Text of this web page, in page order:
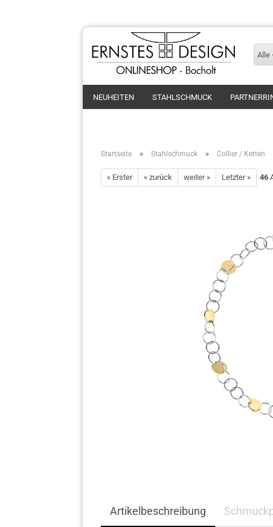
Alle
NEUHEITEN STAHLSCHMUCK
Komplett Angebote
Startseite » Stahlschmuck » Collier / Ketten
« Erster « zurück weiter » Letzter » 46
Artikelbeschreibung